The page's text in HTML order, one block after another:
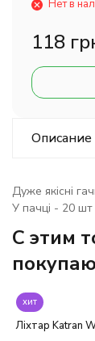
Нет в
118
Описание
Дуже якісні
У пачці - 20 шт
C этим
хит
Ліхтар Katran